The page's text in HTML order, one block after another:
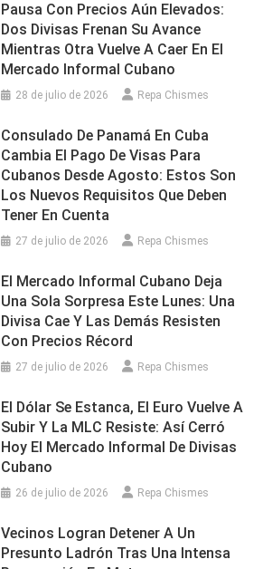
Pausa Con Precios Aún Elevados:
Dos Divisas Frenan Su Avance
Mientras Otra Vuelve A Caer En El
Mercado Informal Cubano
28 de julio de 2026 Repa Chismes
Consulado De Panamá En Cuba
Cambia El Pago De Visas Para
Cubanos Desde Agosto: Estos Son
Los Nuevos Requisitos Que Deben
Tener En Cuenta
27 de julio de 2026 Repa Chismes
El Mercado Informal Cubano Deja
Una Sola Sorpresa Este Lunes: Una
Divisa Cae Y Las Demás Resisten
Con Precios Récord
27 de julio de 2026 Repa Chismes
El Dólar Se Estanca, El Euro Vuelve A
Subir Y La MLC Resiste: Así Cerró
Hoy El Mercado Informal De Divisas
Cubano
26 de julio de 2026 Repa Chismes
Vecinos Logran Detener A Un
Presunto Ladrón Tras Una Intensa